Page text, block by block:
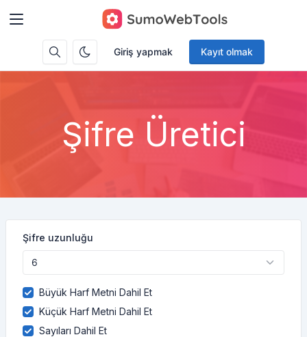
Giriş yapmak Kayıt olmak
Şifre Üretici
Şifre uzunluğu
Büyük Harf Metni Dahil Et
Küçük Harf Metni Dahil Et
Sayıları Dahil Et